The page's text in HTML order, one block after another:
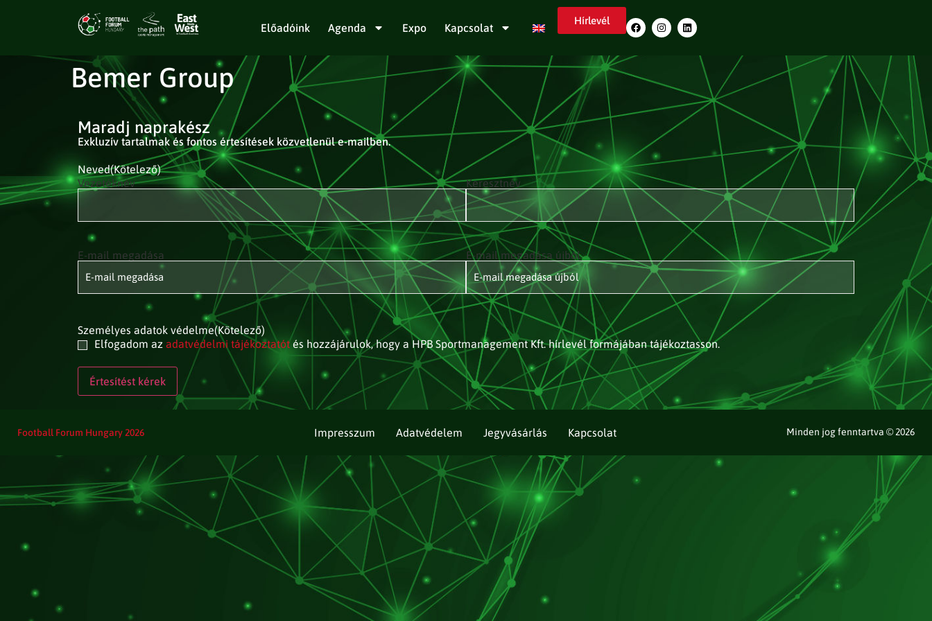
Előadóink Agenda Expo Kapcsolat
Hírlevél
Bemer Group
Maradj naprakész
Exkluzív tartalmak és fontos értesítések közvetlenül e-mailben.
Neved(Kötelező)
Vezetéknév
Keresztnév
E-mail
címed(Kötelező)
E-mail megadása E-mail megadása újból
Személyes adatok védelme(Kötelező)
Elfogadom az adatvédelmi tájékoztatót és hozzájárulok, hogy a HPB Sportmanagement Kft. hírlevél formájában tájékoztasson.
Football Forum Hungary 2026 Impresszum Adatvédelem Jegyvásárlás Kapcsolat Minden jog fenntartva © 2026